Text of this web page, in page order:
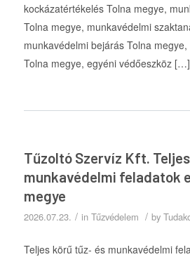
kockázatértékelés Tolna megye,
Tolna megye, munkavédelmi
munkavédelmi bejárás Tolna
Tolna megye, egyéni védőeszköz […]
Tűzoltó Szervíz Kft.
munkavédelmi feladatok
megye
2026.07.23. / in Tűzvédelem / by
Teljes körű tűz- és munkavédelmi